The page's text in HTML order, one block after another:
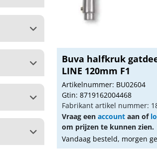
Buva halfkruk
LINE 120mm F1
Artikelnummer: BU02604
Gtin: 8719162004468
Fabrikant artikel nummer:
Vraag een accountaan of
om prijzen te kunnen zien.
Vandaag besteld, morgen